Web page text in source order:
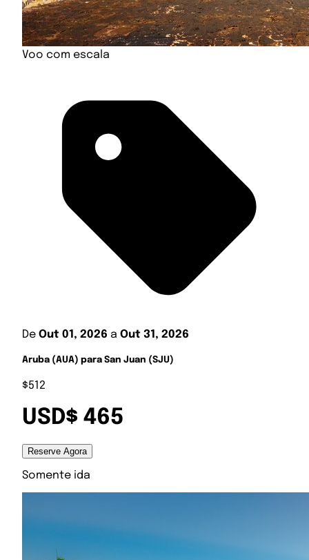
Voo com escala
De Out 01, 2026 a Out 31, 2026
Aruba (AUA) para San Juan (SJU)
$512
USD$ 465
Reserve Agora
Somente ida